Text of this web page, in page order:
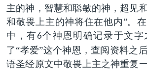
主的神，智慧和聪敏的神，超见
和敬畏上主的神将住在他内”。
中，有6个神恩明确记录于文
了“孝爱”这个神恩，查阅资料之
语圣经原文中敬畏上主之神重复